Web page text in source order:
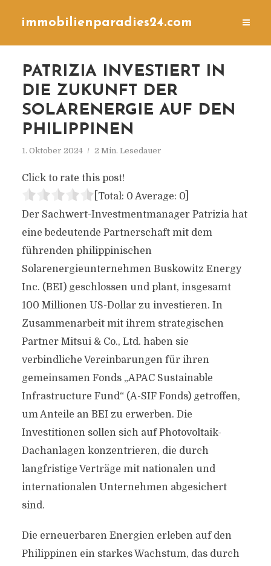
immobilienparadies24.com
PATRIZIA INVESTIERT IN
DIE ZUKUNFT DER
SOLARENERGIE AUF DEN
PHILIPPINEN
1. Oktober 2024 2 Min. Lesedauer
Click to rate this post!
[Total: 0 Average: 0]
Der Sachwert-Investmentmanager Patrizia hat
eine bedeutende Partnerschaft mit dem
führenden philippinischen
Solarenergieunternehmen Buskowitz Energy
Inc. (BEI) geschlossen und plant, insgesamt
100 Millionen US-Dollar zu investieren. In
Zusammenarbeit mit ihrem strategischen
Partner Mitsui & Co., Ltd. haben sie
verbindliche Vereinbarungen für ihren
gemeinsamen Fonds „APAC Sustainable
Infrastructure Fund“ (A-SIF Fonds) getroffen,
um Anteile an BEI zu erwerben. Die
Investitionen sollen sich auf Photovoltaik-
Dachanlagen konzentrieren, die durch
langfristige Verträge mit nationalen und
internationalen Unternehmen abgesichert
sind.
Die erneuerbaren Energien erleben auf den
Philippinen ein starkes Wachstum, das durch